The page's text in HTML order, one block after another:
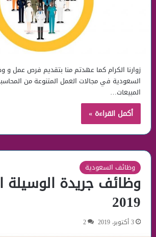
زوارنا الكرام كما عهدتم منا بتقديم فرص عمل
السعودية في مجالات العمل المتنوعة من
المبيعات…
أكمل القراءة »
وظائف السعودية
وظائف جريدة الوسيلة
2019
3 أكتوبر، 2019 2